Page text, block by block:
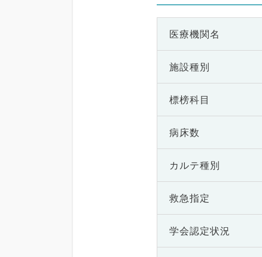
医療機関名
施設種別
標榜科目
病床数
カルテ種別
救急指定
学会認定状況